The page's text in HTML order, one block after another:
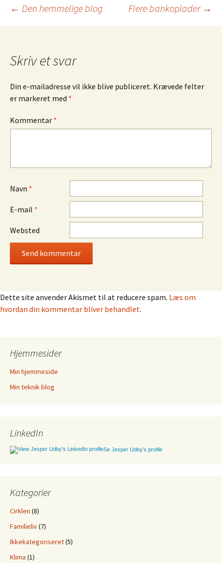
Indlæg
← Den hemmelige blog Flere bankoplader →
Skriv et svar
Din e-mailadresse vil ikke blive publiceret. Krævede felter
er markeret med *
Kommentar *
Navn *
E-mail *
Websted
Dette site anvender Akismet til at reducere spam. Læs om
hvordan din kommentar bliver behandlet.
Hjemmesider
Min hjemmeside
Min teknik blog
LinkedIn
Se Jesper Udby's profile
Kategorier
Cirklen (8)
Familieliv(7)
Ikkekategoriseret(5)
Klima (1)